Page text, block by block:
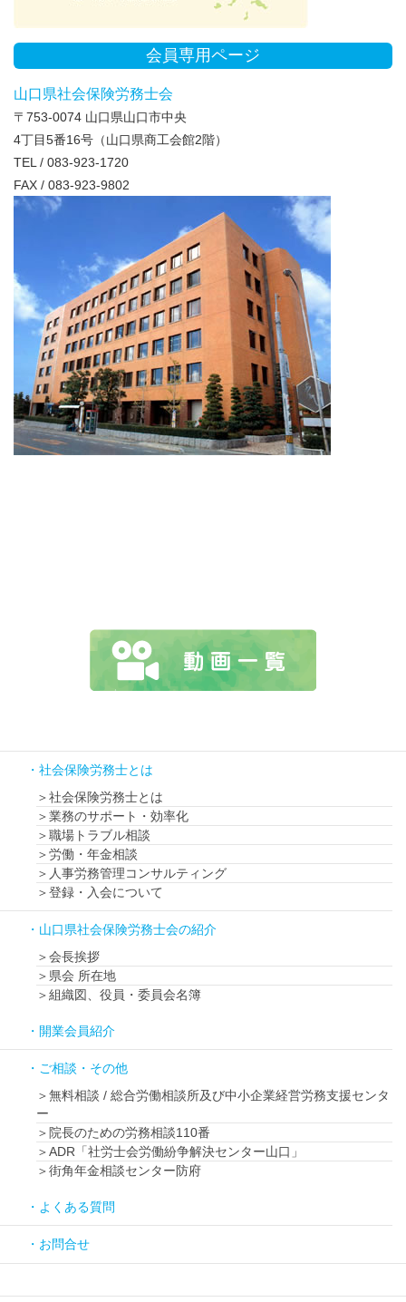
会員専用ページ
山口県社会保険労務士会
〒753-0074 山口県山口市中央
4丁目5番16号（山口県商工会館2階）
TEL / 083-923-1720
FAX / 083-923-9802
社会保険労務士とは
社会保険労務士とは
業務のサポート・効率化
職場トラブル相談
労働・年金相談
人事労務管理コンサルティング
登録・入会について
山口県社会保険労務士会の紹介
会長挨拶
県会 所在地
組織図、役員・委員会名簿
開業会員紹介
ご相談・その他
無料相談 / 総合労働相談所及び中小企業経営労務支援センタ
ー
院長のための労務相談110番
ADR「社労士会労働紛争解決センター山口」
街角年金相談センター防府
よくある質問
お問合せ